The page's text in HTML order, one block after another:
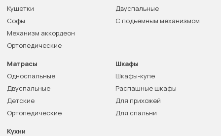
Кушетки
Софы
Механизм аккордеон
Ортопедические
Двуспальные
С подъемным механизмом
Матрасы
Односпальные
Двуспальные
Детские
Ортопедические
Шкафы
Шкафы-купе
Распашные шкафы
Для прихожей
Для спальни
Кухни